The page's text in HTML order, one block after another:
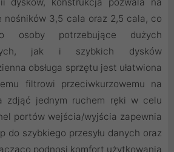
nośników 3,5 cala oraz 2,5 cala, co
osoby potrzebujące dużych
jak i szybkich dysków
obsługa sprzętu jest ułatwiona
filtrowi przeciwkurzowemu na
zdjąć jednym ruchem ręki w celu
portów wejścia/wyjścia zapewnia
do szybkiego przesyłu danych oraz
podnosi komfort użytkowania